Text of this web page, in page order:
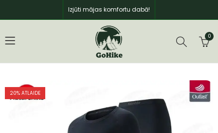
Izjūti mājas komfortu dabā!
0
20% ATLAIDE